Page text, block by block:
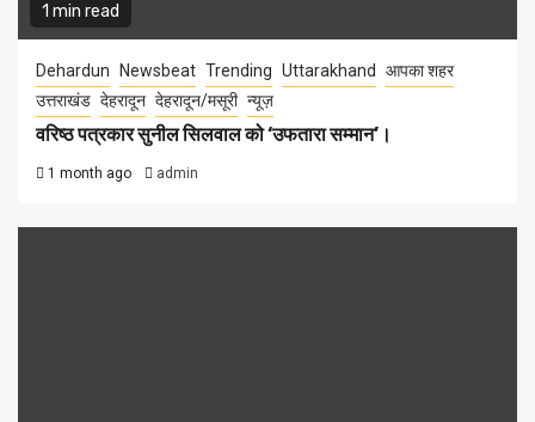
1 min read
Dehardun Newsbeat Trending Uttarakhand
आपका शहर
उत्तराखंड देहरादून देहरादून/मसूरी न्यूज़
वरिष्ठ पत्रकार सुनील सिलवाल को ‘उफतारा सम्मान’।
1 month ago admin